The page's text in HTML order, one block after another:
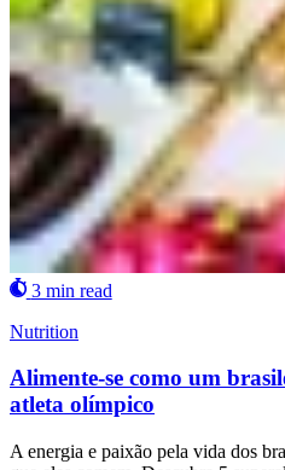
3 min read
Nutrition
Alimente-se como um
atleta olímpico
A energia e paixão pela vida dos